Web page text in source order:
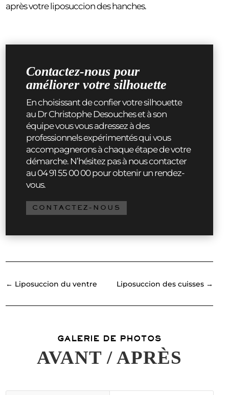
après votre liposuccion des hanches.
Contactez-nous pour
améliorer votre silhouette
En choisissant de confier votre silhouette
au Dr Christophe Desouches et à son
équipe vous vous adressez à des
professionnels expérimentés qui vous
accompagnerons à chaque étape de votre
démarche. N’hésitez pas à nous contacter
au 04 91 55 00 00 pour obtenir un rendez-
vous.
CONTACTEZ-NOUS
← Liposuccion du ventre Liposuccion des cuisses→
GALERIE DE PHOTOS
AVANT / APRÈS